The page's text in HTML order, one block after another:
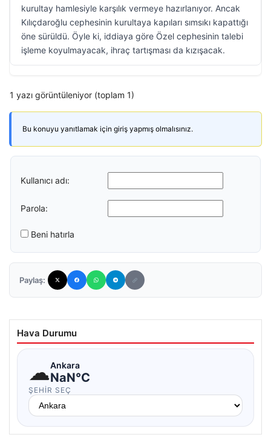
kurultay hamlesiyle karşılık vermeye hazırlanıyor. Ancak
Kılıçdaroğlu cephesinin kurultaya kapıları sımsıkı kapattığı
öne sürüldü. Öyle ki, iddiaya göre Özel cephesinin talebi
işleme koyulmayacak, ihraç tartışması da kızışacak.
1 yazı görüntüleniyor (toplam 1)
Bu konuyu yanıtlamak için giriş yapmış olmalısınız.
Kullanıcı adı:
Parola:
Beni hatırla
Paylaş:
Hava Durumu
☁Ankara
NaN°C
ŞEHIR SEÇ